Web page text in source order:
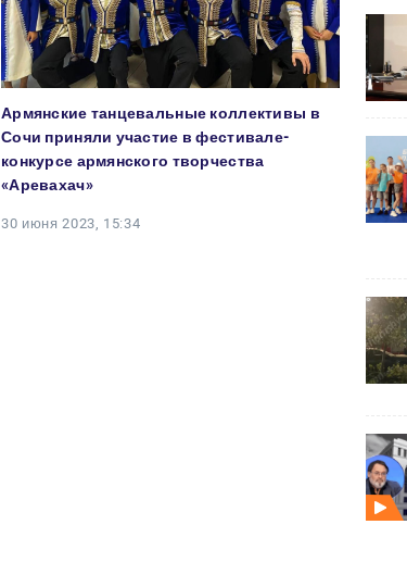
Армянские танцевальные коллективы в
Сочи приняли участие в фестивале-
конкурсе армянского творчества
«Аревахач»
30 июня 2023, 15:34